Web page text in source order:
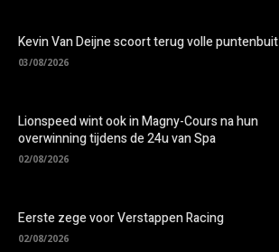
Kevin Van Deijne scoort terug volle puntenbuit
03/08/2026
Lionspeed wint ook in Magny-Cours na hun
overwinning tijdens de 24u van Spa
02/08/2026
Eerste zege voor Verstappen Racing
02/08/2026